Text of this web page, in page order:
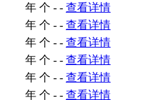
年 个 - - 查看详情
年 个 - - 查看详情
年 个 - - 查看详情
年 个 - - 查看详情
年 个 - - 查看详情
年 个 - - 查看详情